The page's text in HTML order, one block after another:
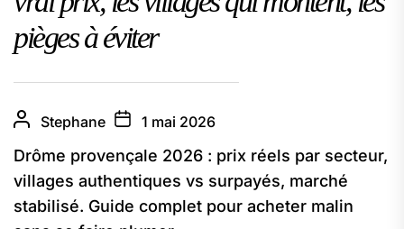
pièges à éviter
Stephane 1 mai 2026
Drôme provençale 2026 : prix réels par secteur,
villages authentiques vs surpayés, marché
stabilisé. Guide complet pour acheter malin